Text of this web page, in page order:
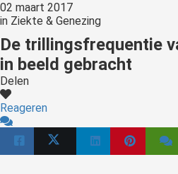
02 maart 2017
in Ziekte & Genezing
De trillingsfrequentie
in beeld gebracht
Delen
Reageren